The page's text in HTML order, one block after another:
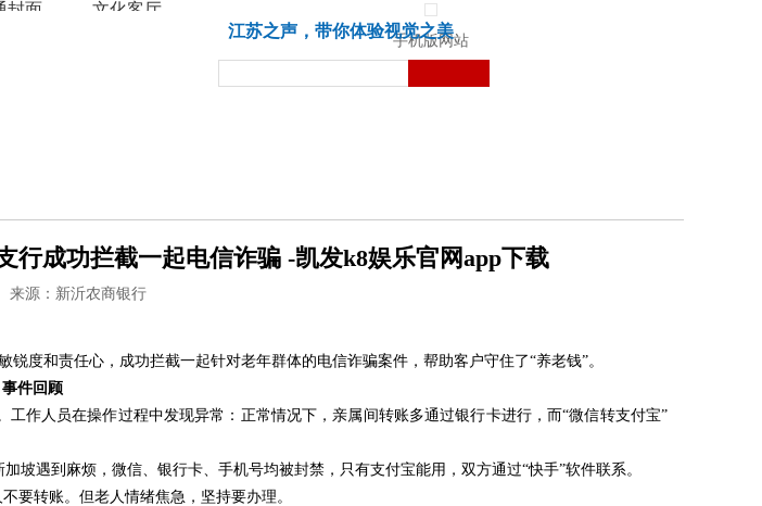
封面 文化客厅
手机版网站
江苏之声，带你体验视觉之美
行成功拦截一起电信诈骗 -凯发k8娱乐官网app下载
来源：新沂农商银行
度和责任心，成功拦截一起针对老年群体的电信诈骗案件，帮助客户守住了“养老钱”。
事件回顾
作人员在操作过程中发现异常：正常情况下，亲属间转账多通过银行卡进行，而“微信转支付宝”
遇到麻烦，微信、银行卡、手机号均被封禁，只有支付宝能用，双方通过“快手”软件联系。
要转账。但老人情绪焦急，坚持要办理。